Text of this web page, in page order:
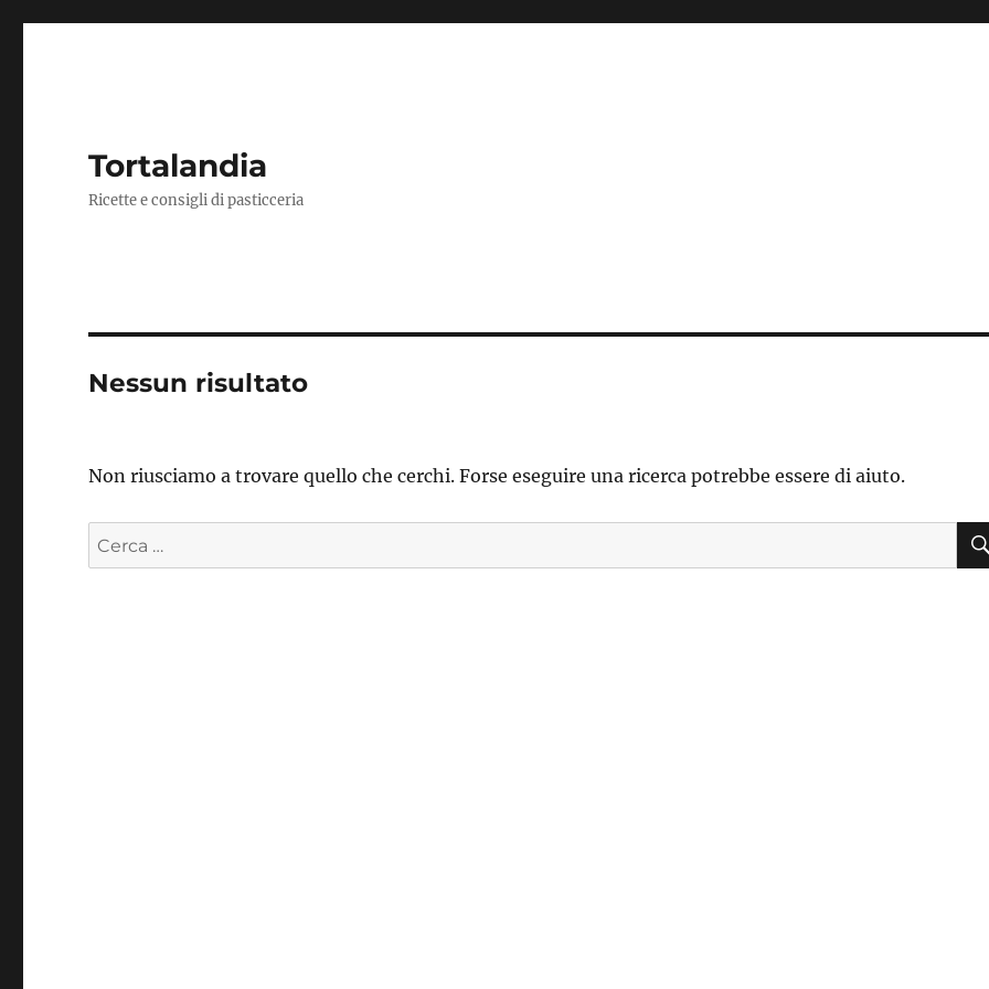
Tortalandia
Ricette e consigli di pasticceria
Nessun risultato
Non riusciamo a trovare quello che cerchi. Forse eseguire una ricerca potrebbe essere di aiuto.
Cerca: